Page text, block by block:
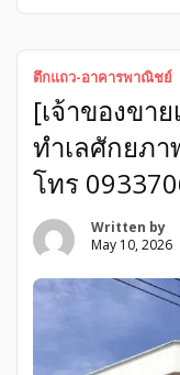
out รองรับการปรับเ
center กรณีต้องการ
เจรจาปรับ […]
ตึกแถว-อาคารพาณิชย์
[เจ้าของขา
ทำเลศักยภา
โทร
Written by
May 10, 2026